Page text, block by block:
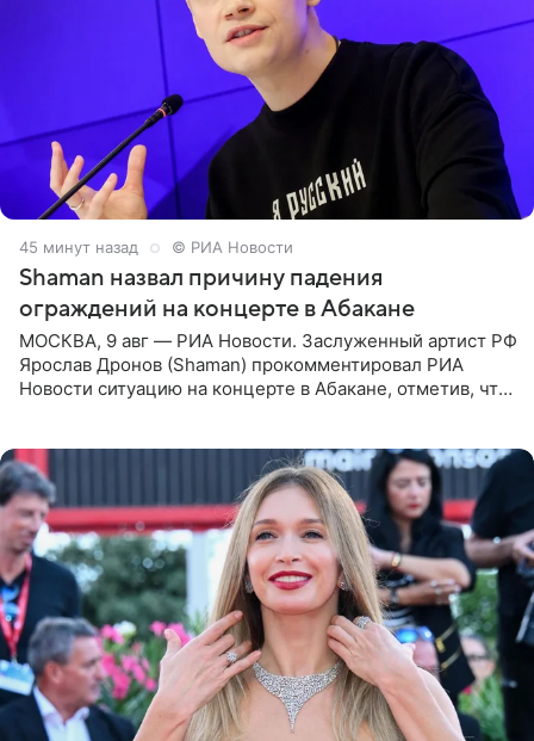
45 минут назад © РИА Новости
Shaman назвал причину падения
ограждений на концерте в Абакане
МОСКВА, 9 авг — РИА Новости. Заслуженный артист РФ
Ярослав Дронов (Shaman) прокомментировал РИА
Новости ситуацию на концерте в Абакане, отметив, что